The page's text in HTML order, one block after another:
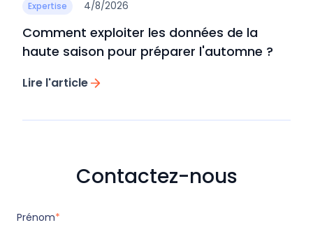
Expertise 4/8/2026
Comment exploiter les données de la
haute saison pour préparer l'automne ?
Lire l'article
Contactez-nous
Prénom*